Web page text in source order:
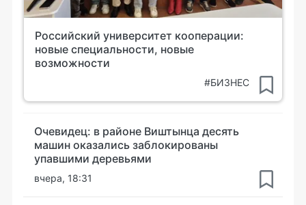
Российский университет кооперации:
новые специальности, новые
возможности
#БИЗНЕС
Очевидец: в районе Виштынца десять
машин оказались заблокированы
упавшими деревьями
вчера, 18:31